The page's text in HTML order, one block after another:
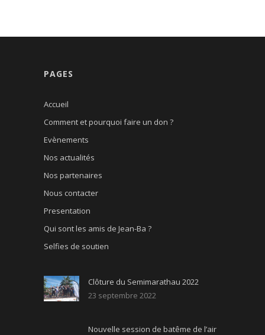
PAGES
Accueil
Comment et pourquoi faire un don ?
Evènements
Nos actualités
Nos partenaires
Nous contacter
Presentation
Qui sont les amis de Jean-Ba ?
Selfies de soutien
Clôture du Semimarathau 2022
23 septembre 2022
Nouvelle session de batême de l’air